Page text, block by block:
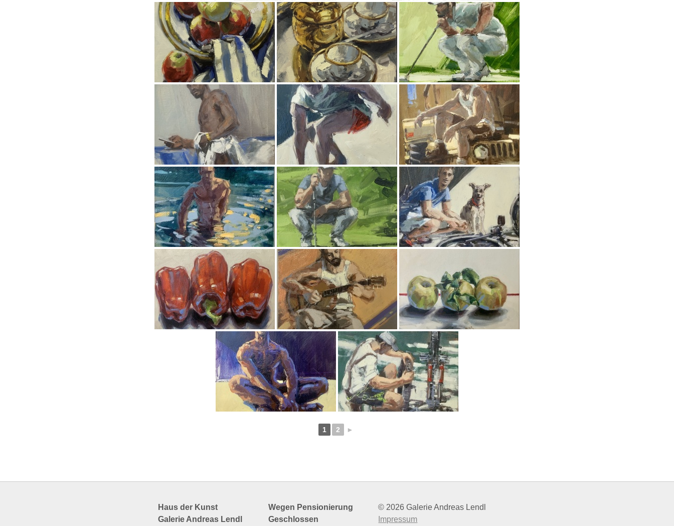
1 2 ►
Haus der Kunst
Galerie Andreas Lendl
Wegen Pensionierung
Geschlossen
© 2026 Galerie Andreas Lendl
Impressum